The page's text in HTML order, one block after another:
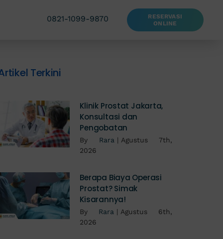
0821-1099-9870
RESERVASI
ONLINE
Terkini
Klinik Prostat Jakarta,
Konsultasi dan
Pengobatan
By Rara | Agustus 7th,
2026
Berapa Biaya Operasi
Prostat? Simak
Kisarannya!
By Rara | Agustus 6th,
2026